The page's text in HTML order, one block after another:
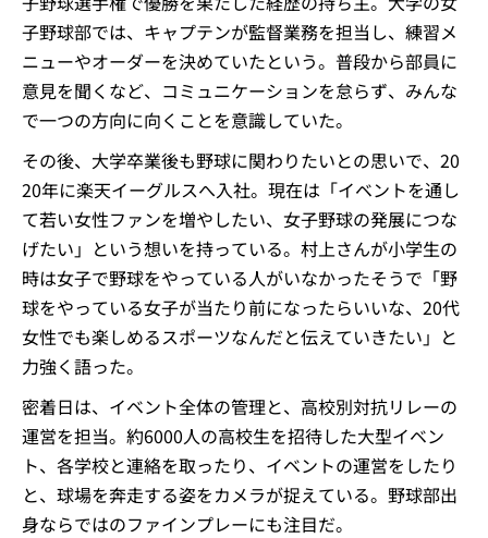
子野球部では、キャプテンが監督業務を担当し、練習メ
ニューやオーダーを決めていたという。普段から部員に
意見を聞くなど、コミュニケーションを怠らず、みんな
で一つの方向に向くことを意識していた。
その後、大学卒業後も野球に関わりたいとの思いで、20
20年に楽天イーグルスへ入社。現在は「イベントを通し
て若い女性ファンを増やしたい、女子野球の発展につな
げたい」という想いを持っている。村上さんが小学生の
時は女子で野球をやっている人がいなかったそうで「野
球をやっている女子が当たり前になったらいいな、20代
女性でも楽しめるスポーツなんだと伝えていきたい」と
力強く語った。
密着日は、イベント全体の管理と、高校別対抗リレーの
運営を担当。約6000人の高校生を招待した大型イベン
ト、各学校と連絡を取ったり、イベントの運営をしたり
と、球場を奔走する姿をカメラが捉えている。野球部出
身ならではのファインプレーにも注目だ。